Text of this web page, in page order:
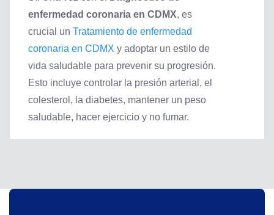
enfermedad coronaria en CDMX, es
crucial un Tratamiento de enfermedad
coronaria en CDMX y adoptar un estilo de
vida saludable para prevenir su progresión.
Esto incluye controlar la presión arterial, el
colesterol, la diabetes, mantener un peso
saludable, hacer ejercicio y no fumar.